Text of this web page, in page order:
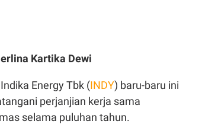
Kartika Dewi
Energy Tbk (INDY) baru-baru ini
perjanjian kerja sama
selama puluhan tahun.